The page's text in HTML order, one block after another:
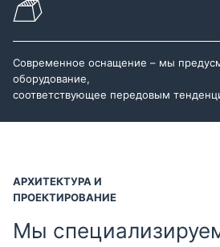
Современное оснащение – мы
оборудование,
соответствующее передовым
АРХИТЕКТУРА И
ПРОЕКТИРОВАНИЕ
Мы